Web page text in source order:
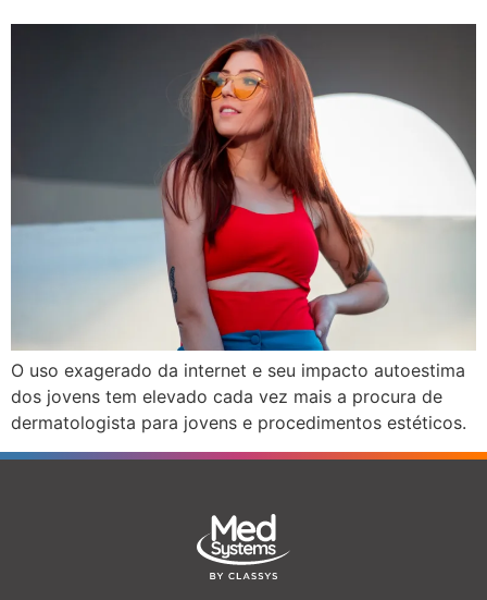
O uso exagerado da internet e seu impacto autoestima
dos jovens tem elevado cada vez mais a procura de
dermatologista para jovens e procedimentos estéticos.